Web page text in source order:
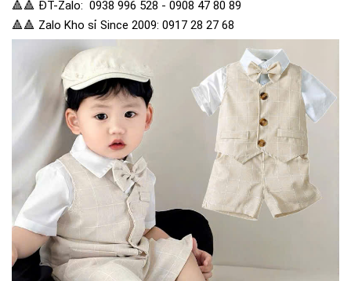
🔺🔺 ĐT-Zalo: 0938 996 528 - 0908 47 80 89
🔺🔺 Zalo Kho sỉ Since 2009: 0917 28 27 68